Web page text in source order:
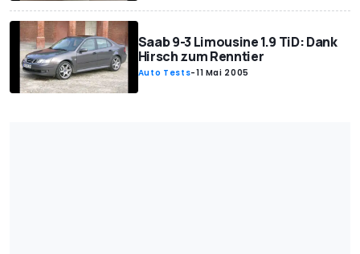
Saab 9-3 Limousine 1.9 TiD: Dank
Hirsch zum Renntier
Auto Tests-11 Mai 2005